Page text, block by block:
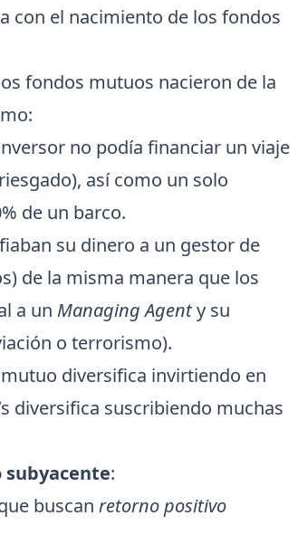
con el nacimiento de los fondos
fondos mutuos nacieron de la
no podía financiar un viaje
así como un solo
de un barco.
su dinero a un gestor de
de la misma manera que los
a un Managing Agenty su
o terrorismo).
diversifica invirtiendo en
diversifica suscribiendo muchas
subyacente:
buscan retorno positivo